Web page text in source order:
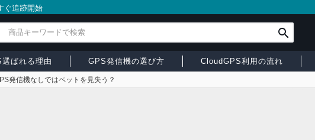
ぐ追跡開始
ばれる理由 GPS発信機の選び方 CloudGPS利用の流れ
発信機なしではペットを見失う？